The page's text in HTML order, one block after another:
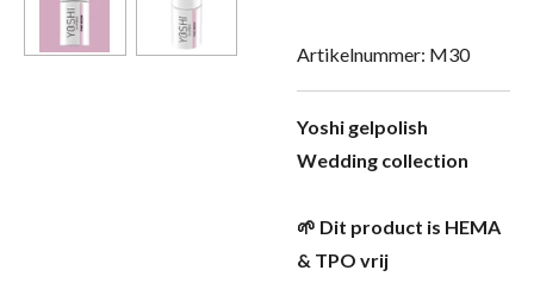
Artikelnummer: M30
Yoshi gelpolish
Wedding collection
🌱 Dit product is HEMA
& TPO vrij